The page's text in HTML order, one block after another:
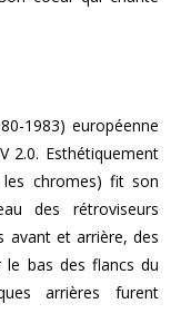
1983) européenne
2.0. Esthétiquement
chromes) fit son
des rétroviseurs
avant et arrière, des
bas des flancs du
arrières furent